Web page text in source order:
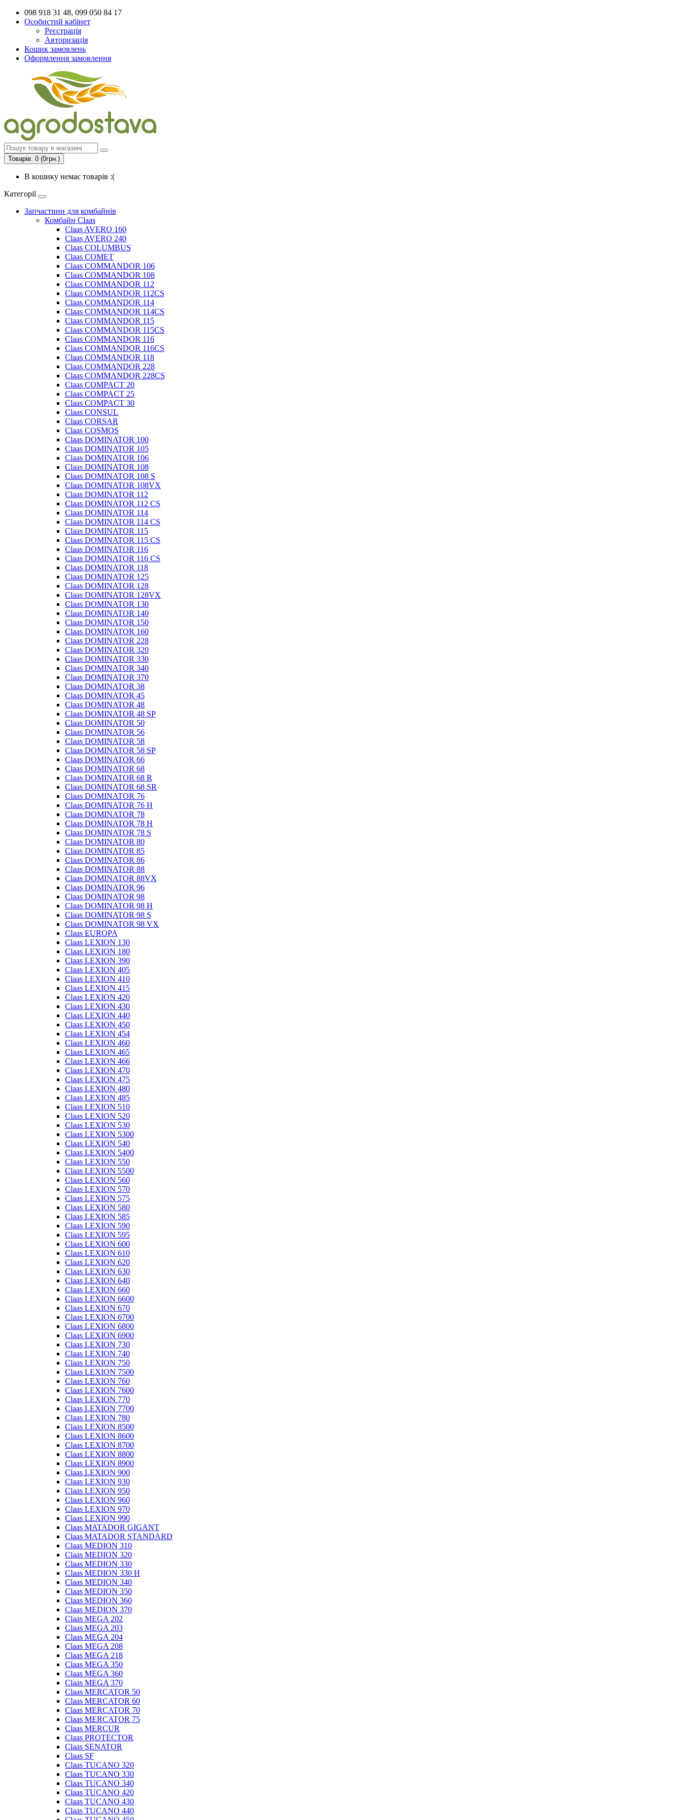
098 918 31 48, 099 050 84 17
Особистий кабінет
Реєстрація
Авторизація
Кошик замовлень
Оформлення замовлення
Товарів: 0 (0грн.)
В кошику немає товарів :(
Категорії
Запчастини для комбайнів
Комбайн Claas
Claas AVERO 160
Claas AVERO 240
Claas COLUMBUS
Claas COMET
Claas COMMANDOR 106
Claas COMMANDOR 108
Claas COMMANDOR 112
Claas COMMANDOR 112CS
Claas COMMANDOR 114
Claas COMMANDOR 114CS
Claas COMMANDOR 115
Claas COMMANDOR 115CS
Claas COMMANDOR 116
Claas COMMANDOR 116CS
Claas COMMANDOR 118
Claas COMMANDOR 228
Claas COMMANDOR 228CS
Claas COMPACT 20
Claas COMPACT 25
Claas COMPACT 30
Claas CONSUL
Claas CORSAR
Claas COSMOS
Claas DOMINATOR 100
Claas DOMINATOR 105
Claas DOMINATOR 106
Claas DOMINATOR 108
Claas DOMINATOR 108 S
Claas DOMINATOR 108VX
Claas DOMINATOR 112
Claas DOMINATOR 112 CS
Claas DOMINATOR 114
Claas DOMINATOR 114 CS
Claas DOMINATOR 115
Claas DOMINATOR 115 CS
Claas DOMINATOR 116
Claas DOMINATOR 116 CS
Claas DOMINATOR 118
Claas DOMINATOR 125
Claas DOMINATOR 128
Claas DOMINATOR 128VX
Claas DOMINATOR 130
Claas DOMINATOR 140
Claas DOMINATOR 150
Claas DOMINATOR 160
Claas DOMINATOR 228
Claas DOMINATOR 320
Claas DOMINATOR 330
Claas DOMINATOR 340
Claas DOMINATOR 370
Claas DOMINATOR 38
Claas DOMINATOR 45
Claas DOMINATOR 48
Claas DOMINATOR 48 SP
Claas DOMINATOR 50
Claas DOMINATOR 56
Claas DOMINATOR 58
Claas DOMINATOR 58 SP
Claas DOMINATOR 66
Claas DOMINATOR 68
Claas DOMINATOR 68 R
Claas DOMINATOR 68 SR
Claas DOMINATOR 76
Claas DOMINATOR 76 H
Claas DOMINATOR 78
Claas DOMINATOR 78 H
Claas DOMINATOR 78 S
Claas DOMINATOR 80
Claas DOMINATOR 85
Claas DOMINATOR 86
Claas DOMINATOR 88
Claas DOMINATOR 88VX
Claas DOMINATOR 96
Claas DOMINATOR 98
Claas DOMINATOR 98 H
Claas DOMINATOR 98 S
Claas DOMINATOR 98 VX
Claas EUROPA
Claas LEXION 130
Claas LEXION 180
Claas LEXION 390
Claas LEXION 405
Claas LEXION 410
Claas LEXION 415
Claas LEXION 420
Claas LEXION 430
Claas LEXION 440
Claas LEXION 450
Claas LEXION 454
Claas LEXION 460
Claas LEXION 465
Claas LEXION 466
Claas LEXION 470
Claas LEXION 475
Claas LEXION 480
Claas LEXION 485
Claas LEXION 510
Claas LEXION 520
Claas LEXION 530
Claas LEXION 5300
Claas LEXION 540
Claas LEXION 5400
Claas LEXION 550
Claas LEXION 5500
Claas LEXION 560
Claas LEXION 570
Claas LEXION 575
Claas LEXION 580
Claas LEXION 585
Claas LEXION 590
Claas LEXION 595
Claas LEXION 600
Claas LEXION 610
Claas LEXION 620
Claas LEXION 630
Claas LEXION 640
Claas LEXION 660
Claas LEXION 6600
Claas LEXION 670
Claas LEXION 6700
Claas LEXION 6800
Claas LEXION 6900
Claas LEXION 730
Claas LEXION 740
Claas LEXION 750
Claas LEXION 7500
Claas LEXION 760
Claas LEXION 7600
Claas LEXION 770
Claas LEXION 7700
Claas LEXION 780
Claas LEXION 8500
Claas LEXION 8600
Claas LEXION 8700
Claas LEXION 8800
Claas LEXION 8900
Claas LEXION 900
Claas LEXION 930
Claas LEXION 950
Claas LEXION 960
Claas LEXION 970
Claas LEXION 990
Claas MATADOR GIGANT
Claas MATADOR STANDARD
Claas MEDION 310
Claas MEDION 320
Claas MEDION 330
Claas MEDION 330 H
Claas MEDION 340
Claas MEDION 350
Claas MEDION 360
Claas MEDION 370
Claas MEGA 202
Claas MEGA 203
Claas MEGA 204
Claas MEGA 208
Claas MEGA 218
Claas MEGA 350
Claas MEGA 360
Claas MEGA 370
Claas MERCATOR 50
Claas MERCATOR 60
Claas MERCATOR 70
Claas MERCATOR 75
Claas MERCUR
Claas PROTECTOR
Claas SENATOR
Claas SF
Claas TUCANO 320
Claas TUCANO 330
Claas TUCANO 340
Claas TUCANO 420
Claas TUCANO 430
Claas TUCANO 440